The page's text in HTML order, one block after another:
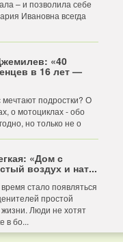
– и позволила себе
Ивановна всегда
«40
в 16 лет —
мечтают подростки? О
о мотоциклах - обо
но только не о
«Дом с
воздух и нат...
стало появляться
простой
жизни. Люди не хотят
в бо...